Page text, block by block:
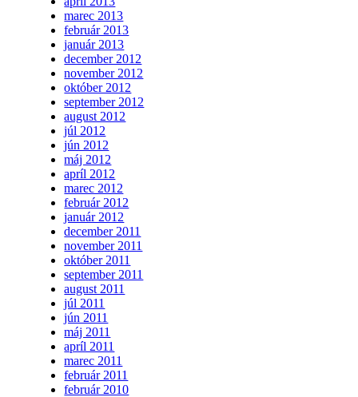
marec 2013
február 2013
január 2013
december 2012
november 2012
október 2012
september 2012
august 2012
júl 2012
jún 2012
máj 2012
apríl 2012
marec 2012
február 2012
január 2012
december 2011
november 2011
október 2011
september 2011
august 2011
júl 2011
jún 2011
máj 2011
apríl 2011
marec 2011
február 2011
február 2010